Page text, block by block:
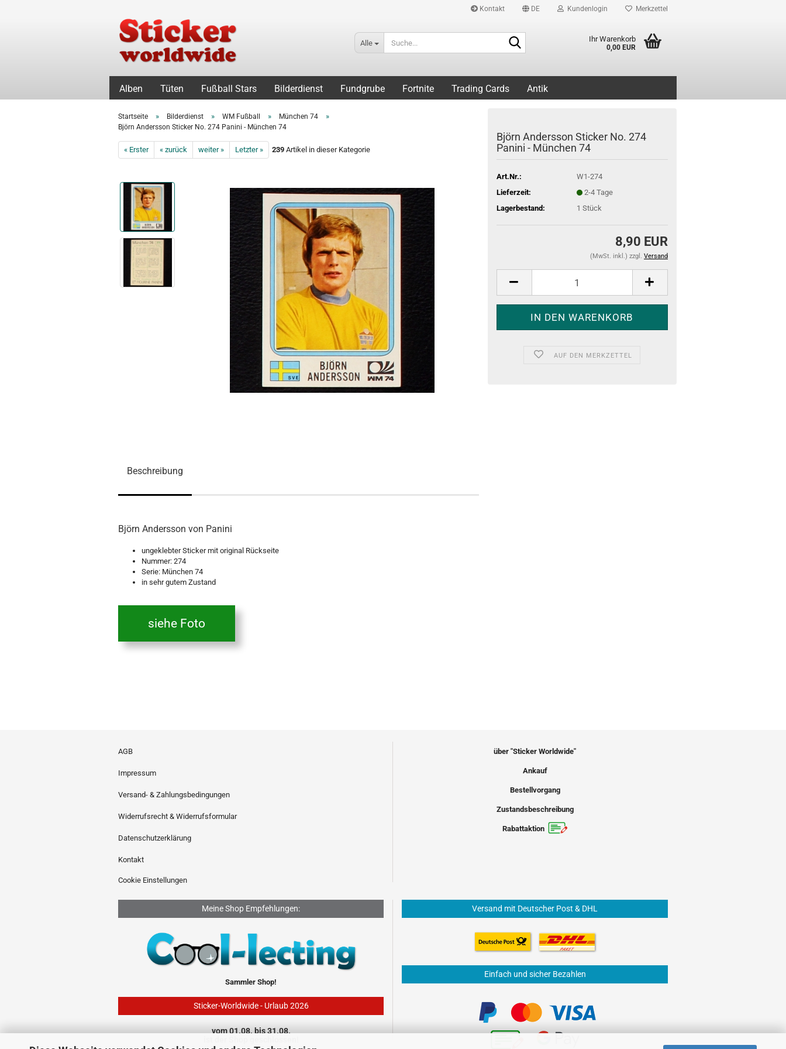
Kontakt DE Kundenlogin Merkzettel
Alle Ihr Warenkorb
0,00 EUR
Alben Tüten Fußball Stars Bilderdienst Fundgrube Fortnite Trading Cards Antik
Startseite » Bilderdienst » WM Fußball » München 74 »
Björn Andersson Sticker No. 274 Panini - München 74
« Erster « zurück weiter » Letzter » 239 Artikel in dieser Kategorie
Björn Andersson Sticker No. 274
Panini - München 74
Art.Nr.:
W1-274
Lieferzeit:
2-4 Tage
Lagerbestand:
1 Stück
8,90 EUR
(MwSt. inkl.) zzgl. Versand
AUF DEN MERKZETTEL
Beschreibung
Björn Andersson von Panini
ungeklebter Sticker mit original Rückseite
Nummer: 274
Serie: München 74
in sehr gutem Zustand
siehe Foto
AGB
Impressum
Versand- & Zahlungsbedingungen
Widerrufsrecht & Widerrufsformular
Datenschutzerklärung
Kontakt
Cookie Einstellungen
über "Sticker Worldwide"
Ankauf
Bestellvorgang
Zustandsbeschreibung
Rabattaktion
Meine Shop Empfehlungen:
Sammler Shop!
Sticker-Worldwide - Urlaub 2026
vom 01.08. bis 31.08.
Versand mit Deutscher Post & DHL
Einfach und sicher Bezahlen